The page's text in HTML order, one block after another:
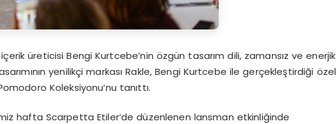
üreticisi Bengi Kurtcebe’nin özgün tasarım dili, zamansız ve enerjik
yenilikçi markası Rakle, Bengi Kurtcebe ile gerçekleştirdiği özel
Koleksiyonu’nu tanıttı.
hafta Scarpetta Etiler’de düzenlenen lansman etkinliğinde